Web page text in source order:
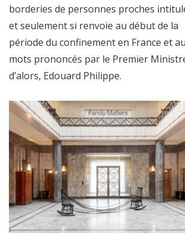
borderies de personnes proches
et seulement si renvoie au début de la
période du confinement en France et
mots prononcés par le Premier
d’alors, Edouard Philippe.